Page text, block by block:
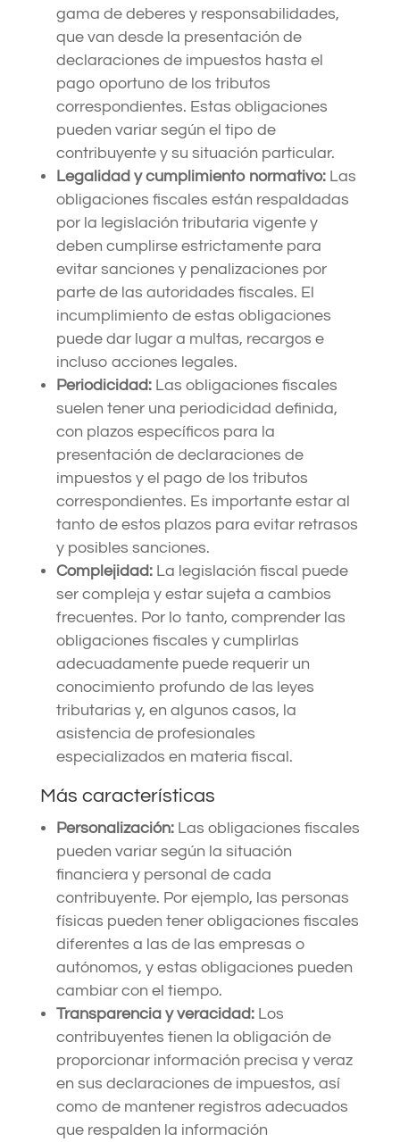
gama de deberes y responsabilidades,
que van desde la presentación de
declaraciones de impuestos hasta el
pago oportuno de los tributos
correspondientes. Estas obligaciones
pueden variar según el tipo de
contribuyente y su situación particular.
Legalidad y cumplimiento normativo:Las
obligaciones fiscales están respaldadas
por la legislación tributaria vigente y
deben cumplirse estrictamente para
evitar sanciones y penalizaciones por
parte de las autoridades fiscales. El
incumplimiento de estas obligaciones
puede dar lugar a multas, recargos e
incluso acciones legales.
Periodicidad:Las obligaciones fiscales
suelen tener una periodicidad definida,
con plazos específicos para la
presentación de declaraciones de
impuestos y el pago de los tributos
correspondientes. Es importante estar al
tanto de estos plazos para evitar retrasos
y posibles sanciones.
Complejidad:La legislación fiscal puede
ser compleja y estar sujeta a cambios
frecuentes. Por lo tanto, comprender las
obligaciones fiscales y cumplirlas
adecuadamente puede requerir un
conocimiento profundo de las leyes
tributarias y, en algunos casos, la
asistencia de profesionales
especializados en materia fiscal.
Más características
Personalización:Las obligaciones fiscales
pueden variar según la situación
financiera y personal de cada
contribuyente. Por ejemplo, las personas
físicas pueden tener obligaciones fiscales
diferentes a las de las empresas o
autónomos, y estas obligaciones pueden
cambiar con el tiempo.
Transparencia y veracidad:Los
contribuyentes tienen la obligación de
proporcionar información precisa y veraz
en sus declaraciones de impuestos, así
como de mantener registros adecuados
que respalden la información